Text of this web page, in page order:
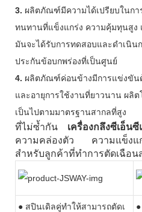
3. ผลิตภัณฑ์มีความได้เปรียบในก
ทนทานที่แข็งแกร่ง ความคุ้มทุนสูง
มันจะได้รับการทดสอบและดำเนิน
ประกันข้อบกพร่องที่เป็นศูนย์
4. ผลิตภัณฑ์ค่อนข้างมีการแข่งขัน
และอายุการใช้งานที่ยาวนาน ผลิ
เป็นไปตามมาตรฐานสากลที่สูง
ที่ไม่ซ้ำกัน เครื่องกลึงซีเอ็
ความคล่องตัว ความแข็ง
สำหรับลูกค้าที่ทำการตัดเฉือ
● สปินเดิลคู่ทำให้สามารถตัดเ